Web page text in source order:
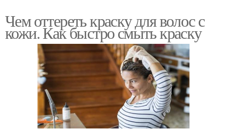
Чем оттереть краску для волос с
кожи. Как быстро смыть краску